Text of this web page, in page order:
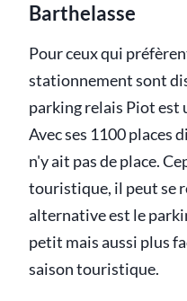
Barthelasse
Pour ceux qui
stationnement sont
parking relais Piot est
Avec ses 1100 places
n'y ait pas de place.
touristique, il peut se
alternative est le
petit mais aussi plus
saison touristique.